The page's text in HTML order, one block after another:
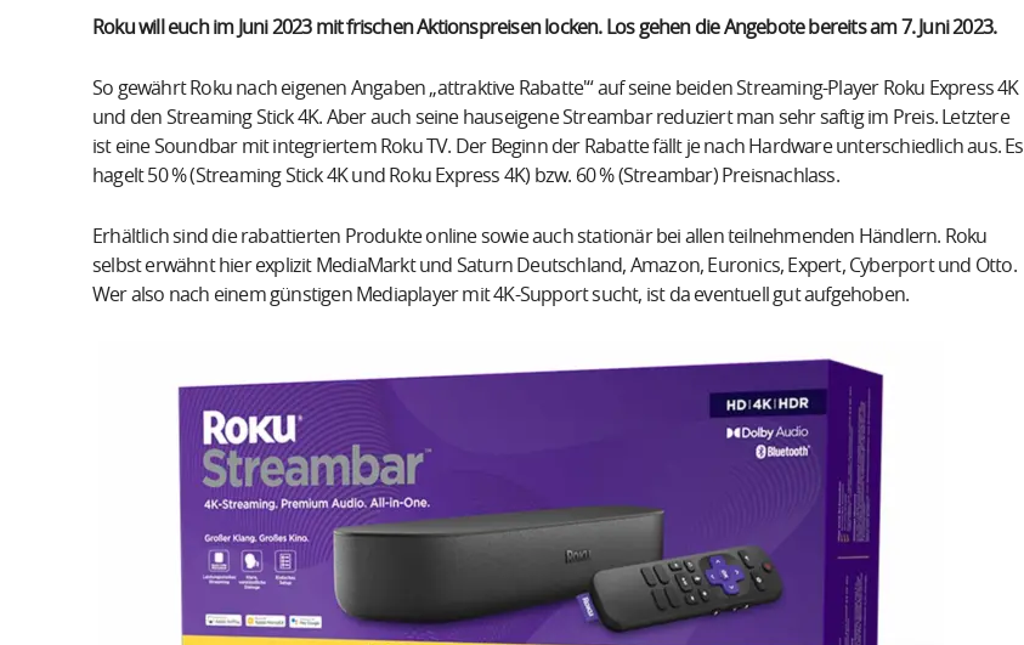
Roku will euch im Juni 2023 mit frischen Aktionspreisen locken. Los gehen die Angebote bereits am 7. Juni 2023.
So gewährt Roku nach eigenen Angaben „attraktive Rabatte'“ auf seine beiden Streaming-Player Roku Express 4K
und den Streaming Stick 4K. Aber auch seine hauseigene Streambar reduziert man sehr saftig im Preis. Letztere
ist eine Soundbar mit integriertem Roku TV. Der Beginn der Rabatte fällt je nach Hardware unterschiedlich aus. Es
hagelt 50 % (Streaming Stick 4K und Roku Express 4K) bzw. 60 % (Streambar) Preisnachlass.
Erhältlich sind die rabattierten Produkte online sowie auch stationär bei allen teilnehmenden Händlern. Roku
selbst erwähnt hier explizit MediaMarkt und Saturn Deutschland, Amazon, Euronics, Expert, Cyberport und Otto.
Wer also nach einem günstigen Mediaplayer mit 4K-Support sucht, ist da eventuell gut aufgehoben.